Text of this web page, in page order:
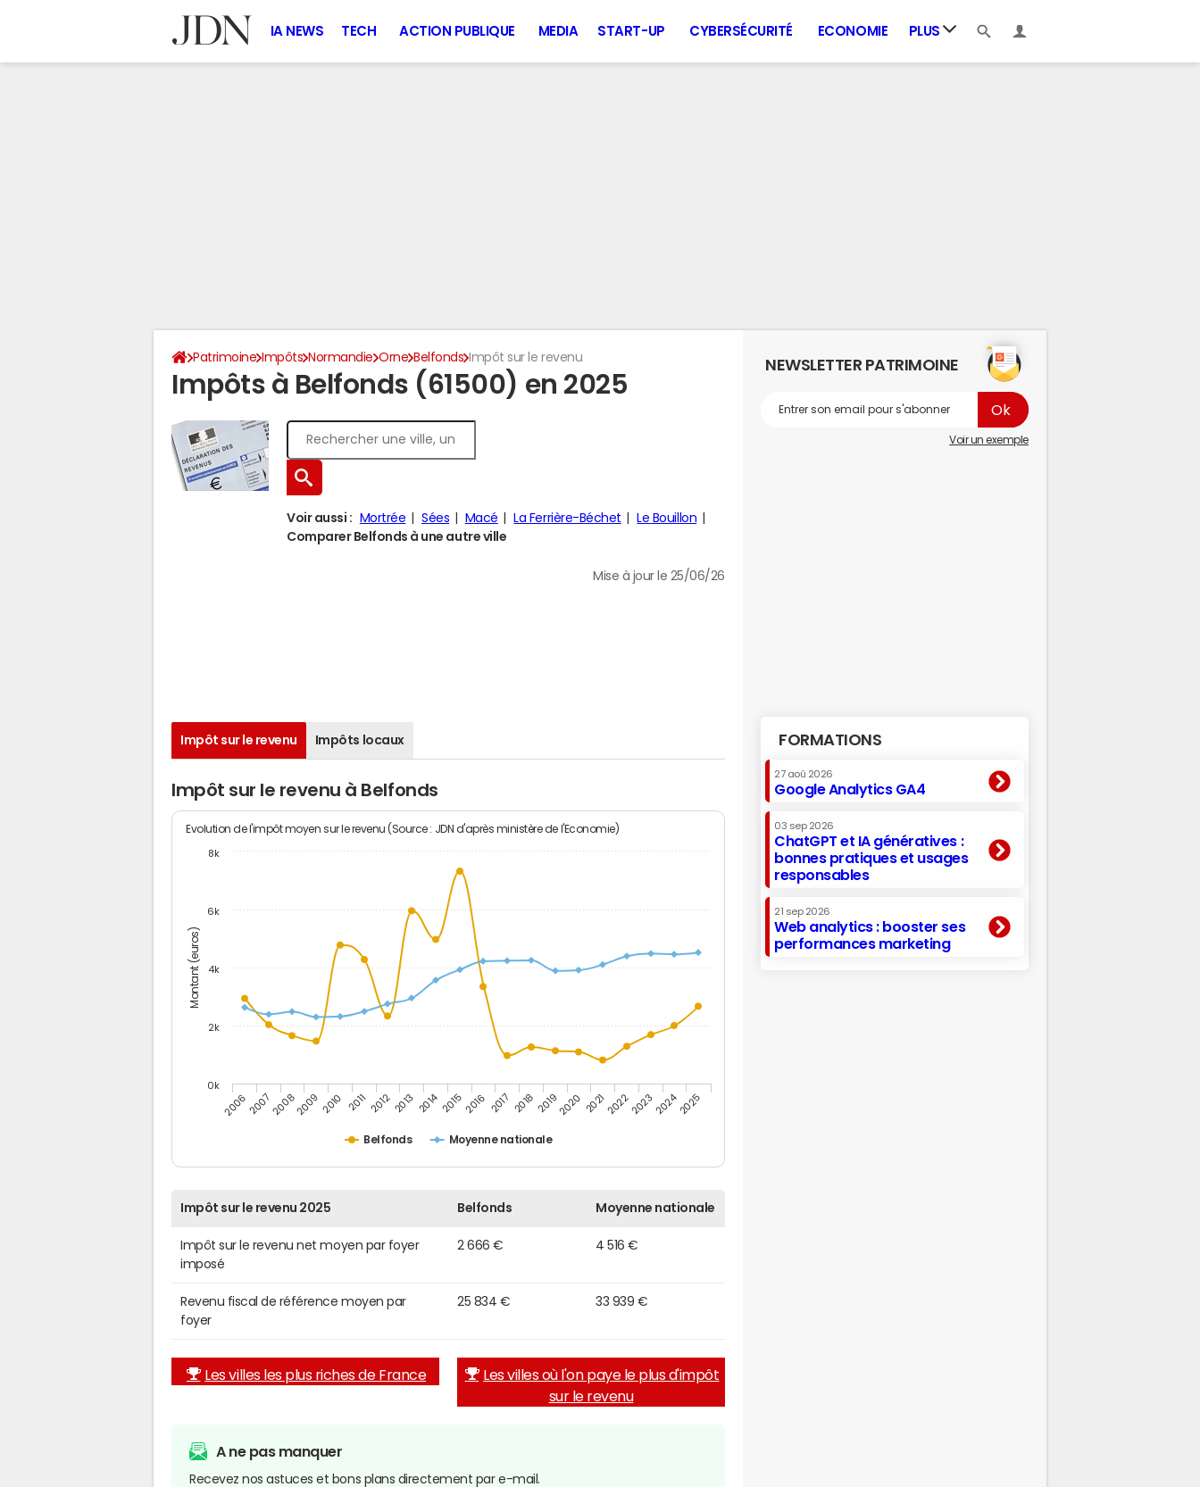
IA NEWS TECH ACTION PUBLIQUE MEDIA START-UP CYBERSÉCURITÉ ECONOMIE PLUS
Patrimoine Impôts Normandie Orne Belfonds Impôt sur le revenu
Impôts à Belfonds (61500) en 2025
Voir aussi : Mortrée Sées Macé La Ferrière-Béchet
Le Bouillon
Comparer Belfonds à une autre ville
Mise à jour le 25/06/26
Impôt sur le revenu Impôts locaux
Impôt sur le revenu à Belfonds
Montant (euros)
Evolution de l'impôt moyen sur le revenu (Source : JDN d'après ministère de l'Economie)
Belfonds Moyenne nationale
20062007200820092010 2011 20122013 201420152016 2017 201820192020 20212022202320242025
0k
2k
4k
6k
8k
Impôt sur le revenu 2025 Belfonds Moyenne nationale
Impôt sur le revenu net moyen par foyer
imposé
2 666 € 4 516 €
Revenu fiscal de référence moyen par
foyer
25 834 € 33 939 €
Les villes les plus riches de France
Les villes où l'on paye le plus d'impôt
sur le revenu
A ne pas manquer
Recevez nos astuces et bons plans directement par e-mail.
NEWSLETTER PATRIMOINE
Voir un exemple
FORMATIONS
27 aoû 2026
Google Analytics GA4
03 sep 2026
ChatGPT et IA génératives :
bonnes pratiques et usages
responsables
21 sep 2026
Web analytics : booster ses
performances marketing